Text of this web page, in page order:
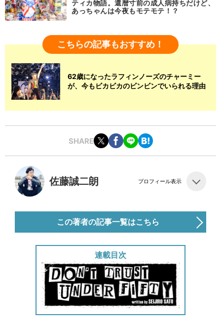
ティカ物語。還暦寸前の成人病持ちだけど、
あっちゃんは今夜もモテモテ！？
こちらの記事もおすすめ！
62歳になったラフィンノーズのチャーミー
が、今もビカビカのビンビンでいられる理由
SHARE
佐藤誠二朗 プロフィール表示
この著者の記事一覧はこちら
連載目次